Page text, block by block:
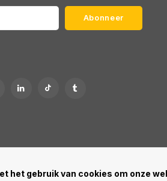
Abonneer
het gebruik van cookies om onze